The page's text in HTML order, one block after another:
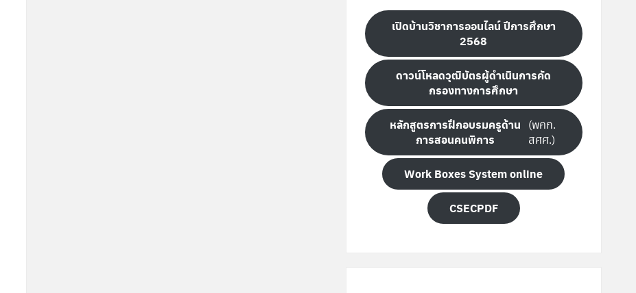
เปิดบ้านวิชาการออนไลน์ ปีการศึกษา
2568
ดาวน์โหลดวุฒิบัตรผู้ดำเนินการคัด
กรองทางการศึกษา
หลักสูตรการฝึกอบรมครูด้าน
การสอนคนพิการ
(พคก.
สศศ.)
Work Boxes System online
CSECPDF